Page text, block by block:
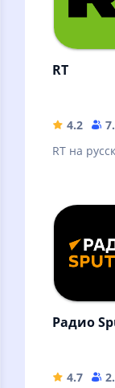
RT
4.2
RT на
на
мире
Радио
4.7